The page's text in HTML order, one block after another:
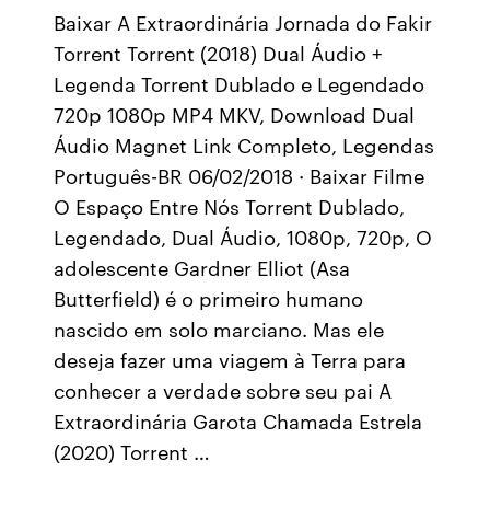
Baixar A Extraordinária Jornada do Fakir
Torrent Torrent (2018) Dual Áudio +
Legenda Torrent Dublado e Legendado
720p 1080p MP4 MKV, Download Dual
Áudio Magnet Link Completo, Legendas
Português-BR 06/02/2018 · Baixar Filme
O Espaço Entre Nós Torrent Dublado,
Legendado, Dual Áudio, 1080p, 720p, O
adolescente Gardner Elliot (Asa
Butterfield) é o primeiro humano
nascido em solo marciano. Mas ele
deseja fazer uma viagem à Terra para
conhecer a verdade sobre seu pai A
Extraordinária Garota Chamada Estrela
(2020) Torrent …